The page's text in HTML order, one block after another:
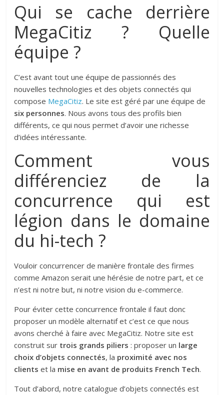
Qui se cache derrière
MegaCitiz ? Quelle
équipe ?
C’est avant tout une équipe de passionnés des
nouvelles technologies et des objets connectés qui
compose MegaCitiz. Le site est géré par une équipe de
six personnes. Nous avons tous des profils bien
différents, ce qui nous permet d’avoir une richesse
d’idées intéressante.
Comment vous
différenciez de la
concurrence qui est
légion dans le domaine
du hi-tech ?
Vouloir concurrencer de manière frontale des firmes
comme Amazon serait une hérésie de notre part, et ce
n’est ni notre but, ni notre vision du e-commerce.
Pour éviter cette concurrence frontale il faut donc
proposer un modèle alternatif et c’est ce que nous
avons cherché à faire avec MegaCitiz. Notre site est
construit sur trois grands piliers : proposer un large
choix d’objets connectés, la proximité avec nos
clients et la mise en avant de produits French Tech.
Tout d’abord, notre catalogue d’objets connectés est